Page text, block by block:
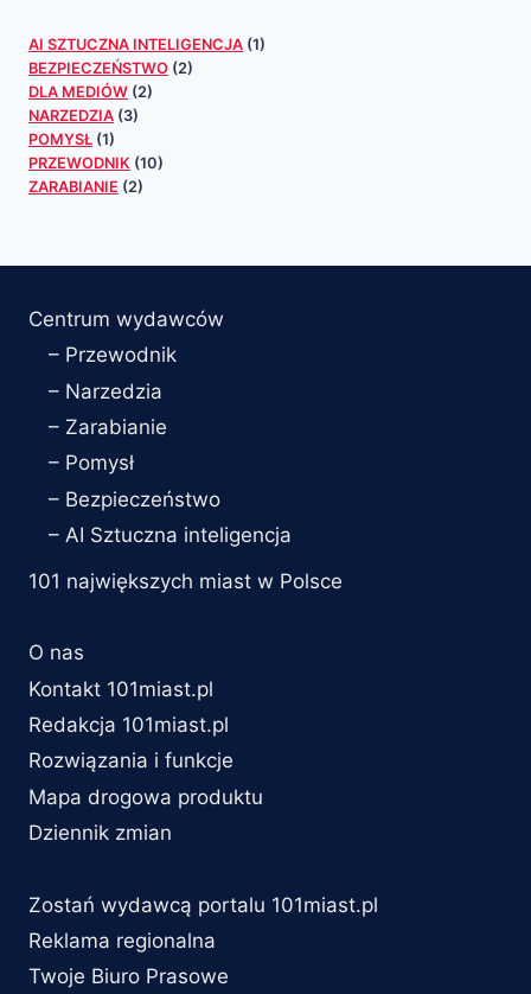
AI SZTUCZNA INTELIGENCJA (1)
BEZPIECZEŃSTWO (2)
DLA MEDIÓW (2)
NARZEDZIA (3)
POMYSŁ (1)
PRZEWODNIK (10)
ZARABIANIE (2)
Centrum wydawców
– Przewodnik
– Narzedzia
– Zarabianie
– Pomysł
– Bezpieczeństwo
– AI Sztuczna inteligencja
101 największych miast w Polsce
O nas
Kontakt 101miast.pl
Redakcja 101miast.pl
Rozwiązania i funkcje
Mapa drogowa produktu
Dziennik zmian
Zostań wydawcą portalu 101miast.pl
Reklama regionalna
Twoje Biuro Prasowe